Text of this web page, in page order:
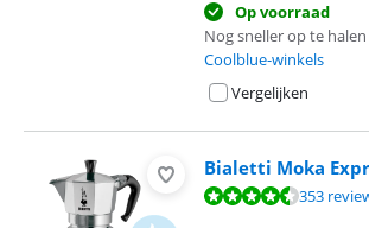
Op voorraad
Nog sneller op te
Coolblue-winkels
Vergelijken
Bialetti Moka
Beoordeling is 9,1 van de 10, gebaseerd op 353
353